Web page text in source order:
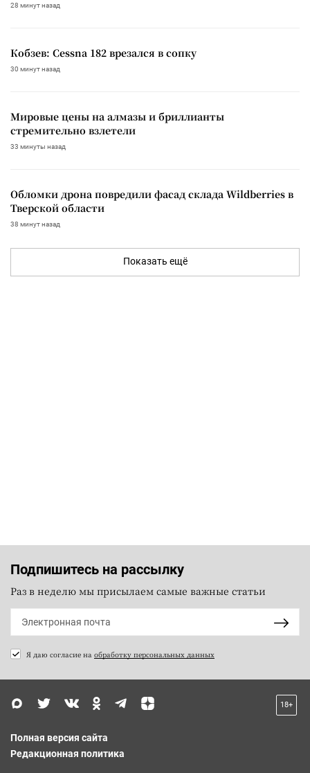
28 минут назад
Кобзев: Cessna 182 врезался в сопку
30 минут назад
Мировые цены на алмазы и бриллианты
стремительно взлетели
33 минуты назад
Обломки дрона повредили фасад склада Wildberries в
Тверской области
38 минут назад
Показать ещё
Подпишитесь на рассылку
Раз в неделю мы присылаем самые важные статьи
Я даю согласие на обработку персональных данных
18+
Полная версия сайта
Редакционная политика